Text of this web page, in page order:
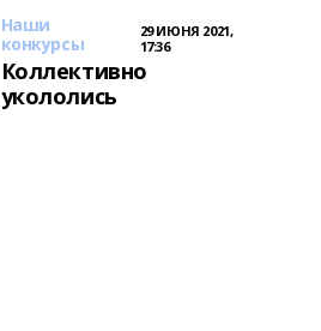
Наши
конкурсы
29 ИЮНЯ 2021,
17:36
Коллективно
укололись